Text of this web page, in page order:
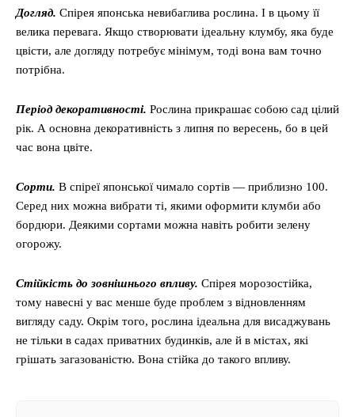
Догляд. Спірея японська невибаглива рослина. І в цьому її
велика перевага. Якщо створювати ідеальну клумбу, яка буде
цвісти, але догляду потребує мінімум, тоді вона вам точно
потрібна.
Період декоративності. Рослина прикрашає собою сад цілий
рік. А основна декоративність з липня по вересень, бо в цей
час вона цвіте.
Сорти. В спіреї японської чимало сортів — приблизно 100.
Серед них можна вибрати ті, якими оформити клумби або
бордюри. Деякими сортами можна навіть робити зелену
огорожу.
Стійкість до зовнішнього впливу. Спірея морозостійка,
тому навесні у вас менше буде проблем з відновленням
вигляду саду. Окрім того, рослина ідеальна для висаджувань
не тільки в садах приватних будинків, але й в містах, які
грішать загазованістю. Вона стійка до такого впливу.